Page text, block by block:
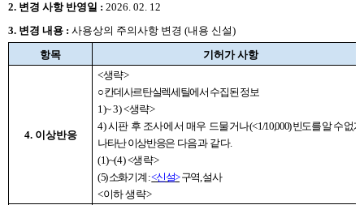
2. 변경 사항 반영일 : 2026. 02. 12
3. 변경 내용 : 사용상의 주의사항 변경 (내용 신설)
항목
기허가 사항
4. 이상반응
<생략>
○칸데사르탄실렉세틸에서 수집된 정보
1)~ 3) <생략>
4)시판 후 조사에서 매우 드물거나(< 1/10,000)빈도를 알 수 없게
나타난 이상반응은 다음과 같다.
(1)~(4) <생략>
(5)소화기계 :<신설> 구역,설사
<이하 생략>